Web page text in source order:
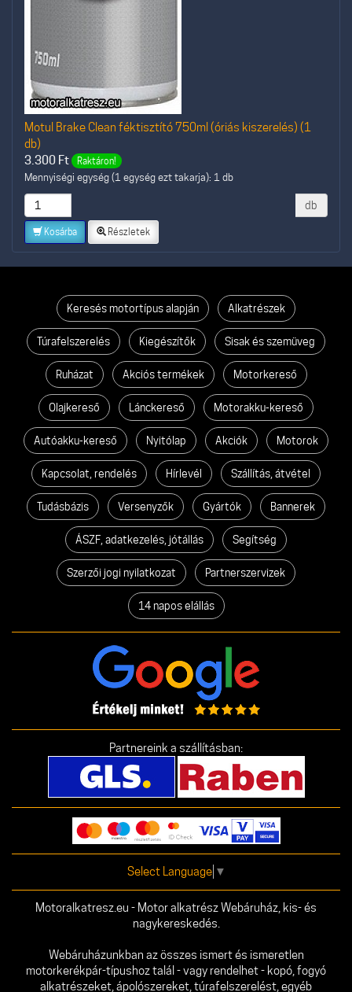
Motul Brake Clean féktisztító 750ml (óriás kiszerelés) (1
db)
3.300 Ft Raktáron!
Mennyiségi egység (1 egység ezt takarja): 1 db
db
Kosárba Részletek
Keresés motortípus alapján Alkatrészek
Túrafelszerelés Kiegészítők Sisak és szemüveg
Ruházat Akciós termékek Motorkereső
Olajkereső Lánckereső Motorakku-kereső
Autóakku-kereső Nyitólap Akciók Motorok
Kapcsolat, rendelés Hírlevél Szállítás, átvétel
Tudásbázis Versenyzők Gyártók Bannerek
ÁSZF, adatkezelés, jótállás Segítség
Szerzői jogi nyilatkozat Partnerszervizek
14 napos elállás
Partnereink a szállításban:
Select Language ▼
Motoralkatresz.eu - Motor alkatrész Webáruház, kis- és
nagykereskedés.
Webáruházunkban az összes ismert és ismeretlen
motorkerékpár-típushoz talál - vagy rendelhet - kopó, fogyó
alkatrészeket, ápolószereket, túrafelszerelést, egyéb